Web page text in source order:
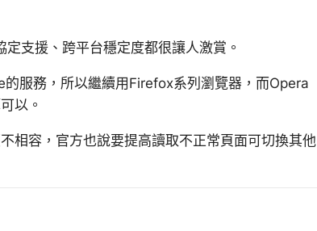
支援、跨平台穩定度都很讓人激賞。
服務，所以繼續用Firefox系列瀏覽器，而Opera
以。
相容，官方也說要提高讀取不正常頁面可切換其他